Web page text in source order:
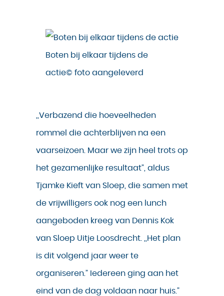
Boten bij elkaar tijdens de
actie© foto aangeleverd
,,Verbazend die hoeveelheden
rommel die achterblijven na een
vaarseizoen. Maar we zijn heel trots op
het gezamenlijke resultaat”, aldus
Tjamke Kieft van Sloep, die samen met
de vrijwilligers ook nog een lunch
aangeboden kreeg van Dennis Kok
van Sloep Uitje Loosdrecht. ,,Het plan
is dit volgend jaar weer te
organiseren.” Iedereen ging aan het
eind van de dag voldaan naar huis.”